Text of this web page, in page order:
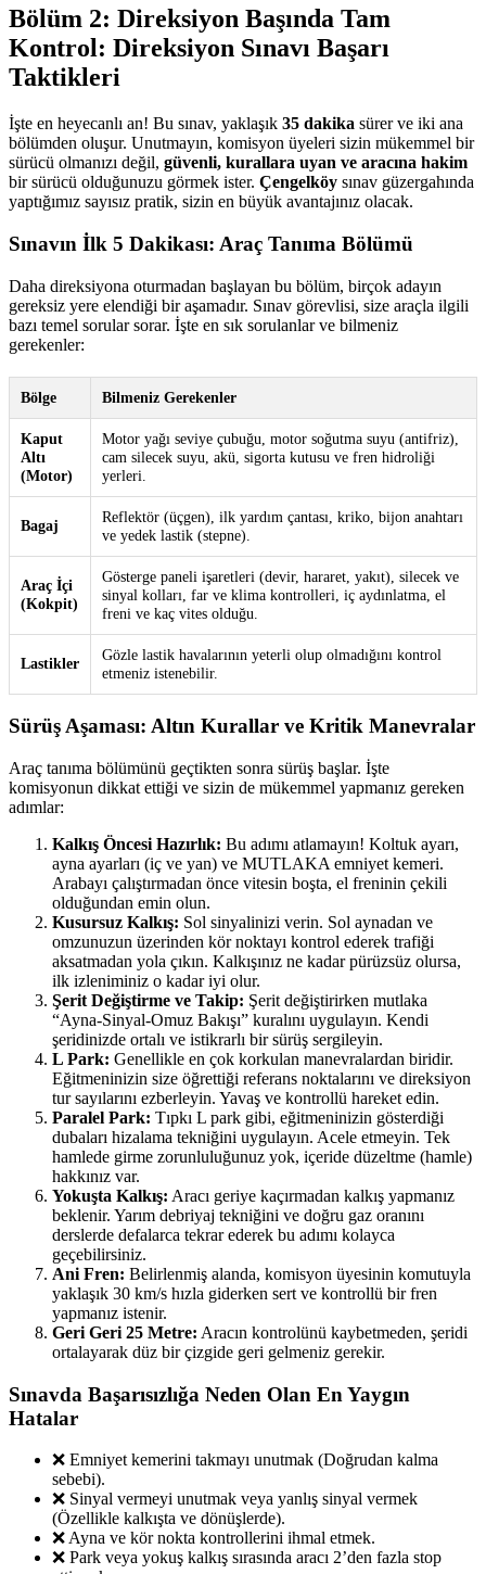
Bölüm 2: Direksiyon Başında Tam
Kontrol: Direksiyon Sınavı Başarı
Taktikleri
İşte en heyecanlı an! Bu sınav, yaklaşık 35 dakika sürer ve iki ana
bölümden oluşur. Unutmayın, komisyon üyeleri sizin mükemmel bir
sürücü olmanızı değil, güvenli, kurallara uyan ve aracına hakim
bir sürücü olduğunuzu görmek ister. Çengelköy sınav güzergahında
yaptığımız sayısız pratik, sizin en büyük avantajınız olacak.
Sınavın İlk 5 Dakikası: Araç Tanıma Bölümü
Daha direksiyona oturmadan başlayan bu bölüm, birçok adayın
gereksiz yere elendiği bir aşamadır. Sınav görevlisi, size araçla ilgili
bazı temel sorular sorar. İşte en sık sorulanlar ve bilmeniz
gerekenler:
Bölge Bilmeniz Gerekenler
Kaput
Altı
(Motor)
Motor yağı seviye çubuğu, motor soğutma suyu (antifriz),
cam silecek suyu, akü, sigorta kutusu ve fren hidroliği
yerleri.
Bagaj
Reflektör (üçgen), ilk yardım çantası, kriko, bijon anahtarı
ve yedek lastik (stepne).
Araç İçi
(Kokpit)
Gösterge paneli işaretleri (devir, hararet, yakıt), silecek ve
sinyal kolları, far ve klima kontrolleri, iç aydınlatma, el
freni ve kaç vites olduğu.
Lastikler
Gözle lastik havalarının yeterli olup olmadığını kontrol
etmeniz istenebilir.
Sürüş Aşaması: Altın Kurallar ve Kritik Manevralar
Araç tanıma bölümünü geçtikten sonra sürüş başlar. İşte
komisyonun dikkat ettiği ve sizin de mükemmel yapmanız gereken
adımlar:
Kalkış Öncesi Hazırlık: Bu adımı atlamayın! Koltuk ayarı,
ayna ayarları (iç ve yan) ve MUTLAKA emniyet kemeri.
Arabayı çalıştırmadan önce vitesin boşta, el freninin çekili
olduğundan emin olun.
Kusursuz Kalkış: Sol sinyalinizi verin. Sol aynadan ve
omzunuzun üzerinden kör noktayı kontrol ederek trafiği
aksatmadan yola çıkın. Kalkışınız ne kadar pürüzsüz olursa,
ilk izleniminiz o kadar iyi olur.
Şerit Değiştirme ve Takip: Şerit değiştirirken mutlaka
“Ayna-Sinyal-Omuz Bakışı” kuralını uygulayın. Kendi
şeridinizde ortalı ve istikrarlı bir sürüş sergileyin.
L Park: Genellikle en çok korkulan manevralardan biridir.
Eğitmeninizin size öğrettiği referans noktalarını ve direksiyon
tur sayılarını ezberleyin. Yavaş ve kontrollü hareket edin.
Paralel Park: Tıpkı L park gibi, eğitmeninizin gösterdiği
dubaları hizalama tekniğini uygulayın. Acele etmeyin. Tek
hamlede girme zorunluluğunuz yok, içeride düzeltme (hamle)
hakkınız var.
Yokuşta Kalkış: Aracı geriye kaçırmadan kalkış yapmanız
beklenir. Yarım debriyaj tekniğini ve doğru gaz oranını
derslerde defalarca tekrar ederek bu adımı kolayca
geçebilirsiniz.
Ani Fren: Belirlenmiş alanda, komisyon üyesinin komutuyla
yaklaşık 30 km/s hızla giderken sert ve kontrollü bir fren
yapmanız istenir.
Geri Geri 25 Metre: Aracın kontrolünü kaybetmeden, şeridi
ortalayarak düz bir çizgide geri gelmeniz gerekir.
Sınavda Başarısızlığa Neden Olan En Yaygın
Hatalar
❌ Emniyet kemerini takmayı unutmak (Doğrudan kalma
sebebi).
❌ Sinyal vermeyi unutmak veya yanlış sinyal vermek
(Özellikle kalkışta ve dönüşlerde).
❌ Ayna ve kör nokta kontrollerini ihmal etmek.
❌ Park veya yokuş kalkış sırasında aracı 2’den fazla stop